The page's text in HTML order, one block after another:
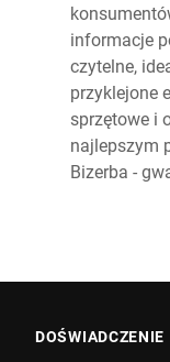
informacje
czytelne,
przyklejone
sprzętowe i
najlepszym
Bizerba -
DOŚWIADCZENIE